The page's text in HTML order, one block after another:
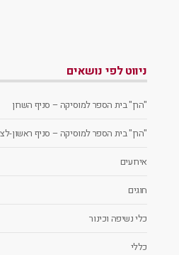
ניווט לפי נושאים
"הרן" בית הספר למוסיקה – סניף השרון
"הרן" בית הספר למוסיקה – סניף ראשון-
אירועים
חוגים
כלי נשיפה וכינור
כללי